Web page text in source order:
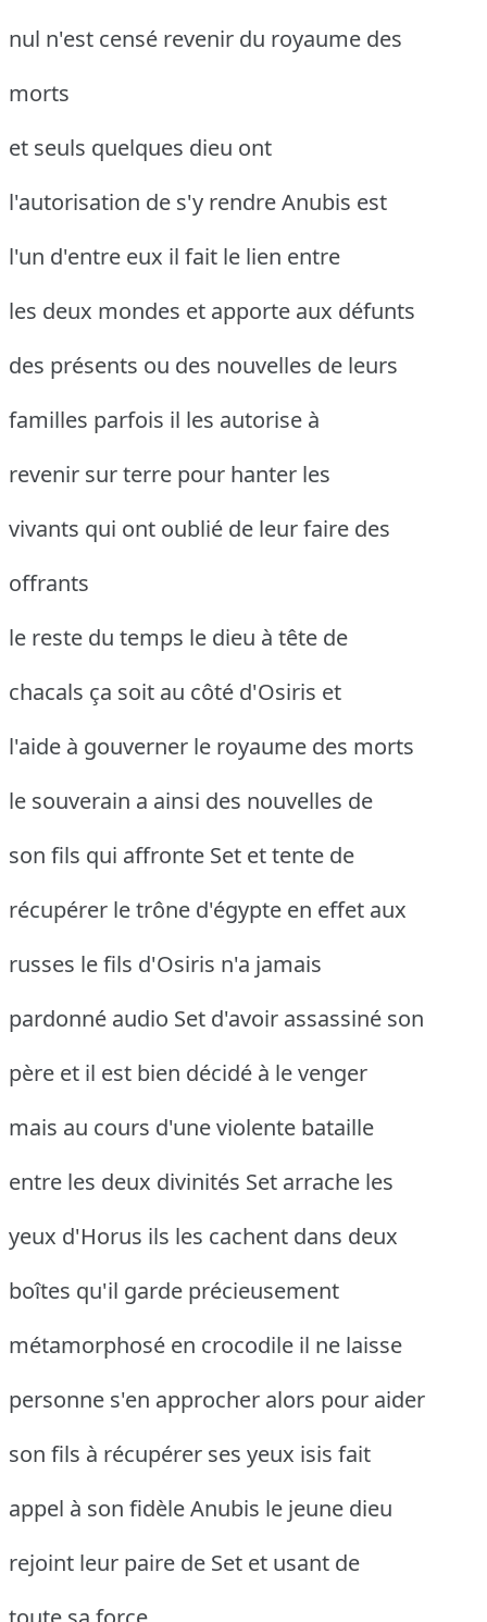
nul n'est censé revenir du royaume des
morts
et seuls quelques dieu ont
l'autorisation de s'y rendre Anubis est
l'un d'entre eux il fait le lien entre
les deux mondes et apporte aux défunts
des présents ou des nouvelles de leurs
familles parfois il les autorise à
revenir sur terre pour hanter les
vivants qui ont oublié de leur faire des
offrants
le reste du temps le dieu à tête de
chacals ça soit au côté d'Osiris et
l'aide à gouverner le royaume des morts
le souverain a ainsi des nouvelles de
son fils qui affronte Set et tente de
récupérer le trône d'égypte en effet aux
russes le fils d'Osiris n'a jamais
pardonné audio Set d'avoir assassiné son
père et il est bien décidé à le venger
mais au cours d'une violente bataille
entre les deux divinités Set arrache les
yeux d'Horus ils les cachent dans deux
boîtes qu'il garde précieusement
métamorphosé en crocodile il ne laisse
personne s'en approcher alors pour aider
son fils à récupérer ses yeux isis fait
appel à son fidèle Anubis le jeune dieu
rejoint leur paire de Set et usant de